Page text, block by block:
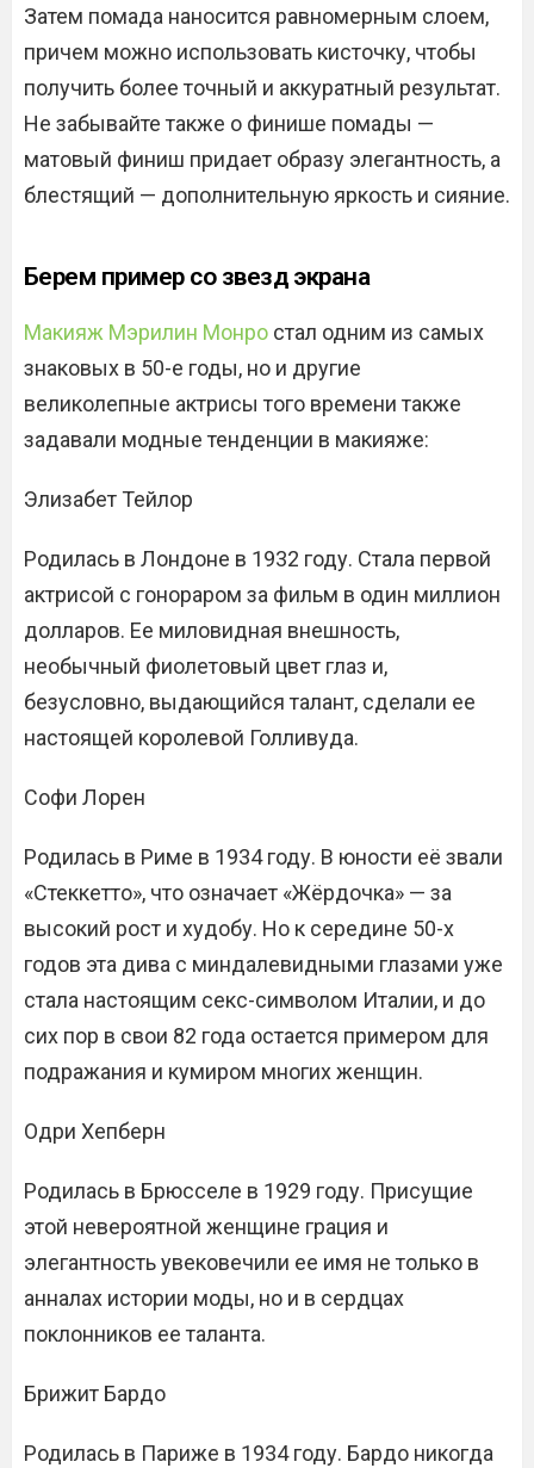
Затем помада наносится равномерным слоем,
причем можно использовать кисточку, чтобы
получить более точный и аккуратный результат.
Не забывайте также о финише помады —
матовый финиш придает образу элегантность, а
блестящий — дополнительную яркость и сияние.
Берем пример со звезд экрана
Макияж Мэрилин Монро стал одним из самых
знаковых в 50-е годы, но и другие
великолепные актрисы того времени также
задавали модные тенденции в макияже:
Элизабет Тейлор
Родилась в Лондоне в 1932 году. Стала первой
актрисой с гонораром за фильм в один миллион
долларов. Ее миловидная внешность,
необычный фиолетовый цвет глаз и,
безусловно, выдающийся талант, сделали ее
настоящей королевой Голливуда.
Софи Лорен
Родилась в Риме в 1934 году. В юности её звали
«Стеккетто», что означает «Жёрдочка» — за
высокий рост и худобу. Но к середине 50-х
годов эта дива с миндалевидными глазами уже
стала настоящим секс-символом Италии, и до
сих пор в свои 82 года остается примером для
подражания и кумиром многих женщин.
Одри Хепберн
Родилась в Брюсселе в 1929 году. Присущие
этой невероятной женщине грация и
элегантность увековечили ее имя не только в
анналах истории моды, но и в сердцах
поклонников ее таланта.
Брижит Бардо
Родилась в Париже в 1934 году. Бардо никогда